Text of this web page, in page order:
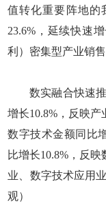
值转化重要阵地的
23.6%，延续快速
利）密集型产业销售
数实融合快速推
增长10.8%，反映
数字技术金额同比
比增长10.8%，反
业、数字技术应用
观）